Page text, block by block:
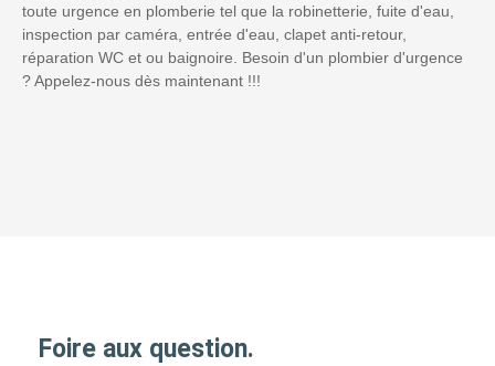
toute urgence en plomberie tel que la robinetterie, fuite d'eau,
inspection par caméra, entrée d'eau, clapet anti-retour,
réparation WC et ou baignoire. Besoin d'un plombier d'urgence
? Appelez-nous dès maintenant !!!
Foire aux question.